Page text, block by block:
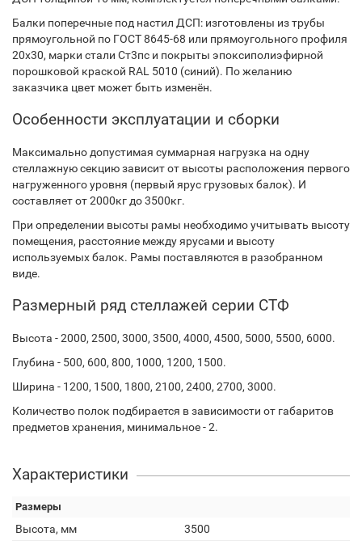
Балки поперечные под настил ДСП: изготовлены из трубы
прямоугольной по ГОСТ 8645-68 или прямоугольного профиля
20х30, марки стали Ст3пс и покрыты эпоксиполиэфирной
порошковой краской RAL 5010 (синий). По желанию
заказчика цвет может быть изменён.
Особенности эксплуатации и сборки
Максимально допустимая суммарная нагрузка на одну
стеллажную секцию зависит от высоты расположения первого
нагруженного уровня (первый ярус грузовых балок). И
составляет от 2000кг до 3500кг.
При определении высоты рамы необходимо учитывать высоту
помещения, расстояние между ярусами и высоту
используемых балок. Рамы поставляются в разобранном
виде.
Размерный ряд стеллажей серии СТФ
Высота - 2000, 2500, 3000, 3500, 4000, 4500, 5000, 5500, 6000.
Глубина - 500, 600, 800, 1000, 1200, 1500.
Ширина - 1200, 1500, 1800, 2100, 2400, 2700, 3000.
Количество полок подбирается в зависимости от габаритов
предметов хранения, минимальное - 2.
Характеристики
Размеры
Высота, мм
3500